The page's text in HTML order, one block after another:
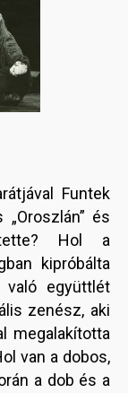
Funtek
és
Hol a
kipróbálta
együttlét
zenész, aki
megalakította
van a dobos,
a dob és a